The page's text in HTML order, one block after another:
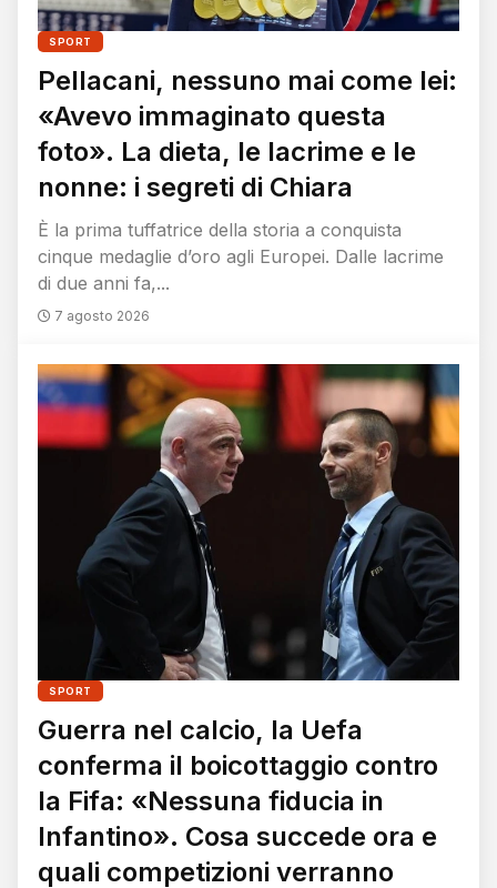
SPORT
Pellacani, nessuno mai come lei:
«Avevo immaginato questa
foto». La dieta, le lacrime e le
nonne: i segreti di Chiara
È la prima tuffatrice della storia a conquista
cinque medaglie d’oro agli Europei. Dalle lacrime
di due anni fa,...
7 agosto 2026
SPORT
Guerra nel calcio, la Uefa
conferma il boicottaggio contro
la Fifa: «Nessuna fiducia in
Infantino». Cosa succede ora e
quali competizioni verranno